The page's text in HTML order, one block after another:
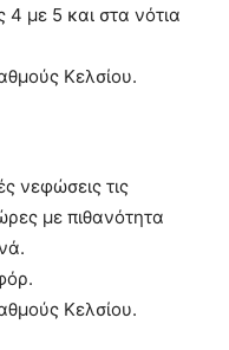
4 με 5 και στα νότια
Κελσίου.
νεφώσεις τις
με πιθανότητα
Κελσίου.